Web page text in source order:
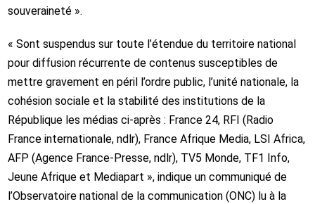
souveraineté ».
« Sont suspendus sur toute l’étendue du territoire national
pour diffusion récurrente de contenus susceptibles de
mettre gravement en péril l’ordre public, l’unité nationale, la
cohésion sociale et la stabilité des institutions de la
République les médias ci-après : France 24, RFI (Radio
France internationale, ndlr), France Afrique Media, LSI Africa,
AFP (Agence France-Presse, ndlr), TV5 Monde, TF1 Info,
Jeune Afrique et Mediapart », indique un communiqué de
l’Observatoire national de la communication (ONC) lu à la